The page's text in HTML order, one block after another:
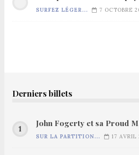
SURFEZ LÉGER... 7 OCTOBRE
Derniers billets
John Fogerty et sa Proud
SUR LA PARTITION... 17 AVRIL